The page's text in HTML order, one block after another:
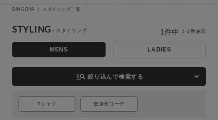
キーワード
BINGOYA スタイリング一覧
STYLING
MENS LADIES
manage_search 絞り込んで検索する
Tシャツ 低身長コーデ
1 件中 1-1件表示